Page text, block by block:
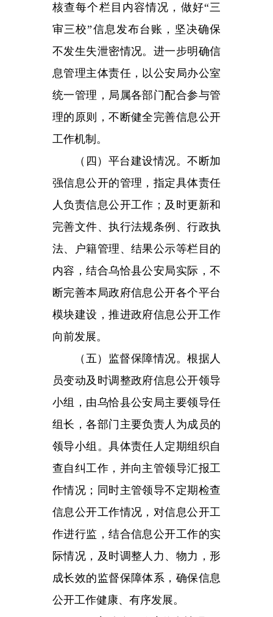
强信息公开的管理，指定具体责任
人负责信息公开工作；及时更新和
完善文件、执行法规条例、行政执
法、户籍管理、结果公示等栏目的
内容，结合乌恰县公安局实际，不
断完善本局政府信息公开各个平台
（五）监督
保障情况。根据人
员变动及时调整政府信息公开领导
小组，由乌恰县公安局主要领导任
组长，各部门主要负责人为成员的
领导小组。具体责任人定期组织自
查自纠工作，并向主管领导汇报工
作情况；同时主管领导不定期检查
作进行
，结合信息公开工作的实
际情况，及时调整人力、物力，形
成长效的监督保障体系，确保信息
公开工作健康、有序发展。
二、主动公开政府信息情况
第二十条第（一
信息内容 本年制发件数
规章 0
行政规范性文件 0
信息内容
行政许可
第二十条第（六
信息内容